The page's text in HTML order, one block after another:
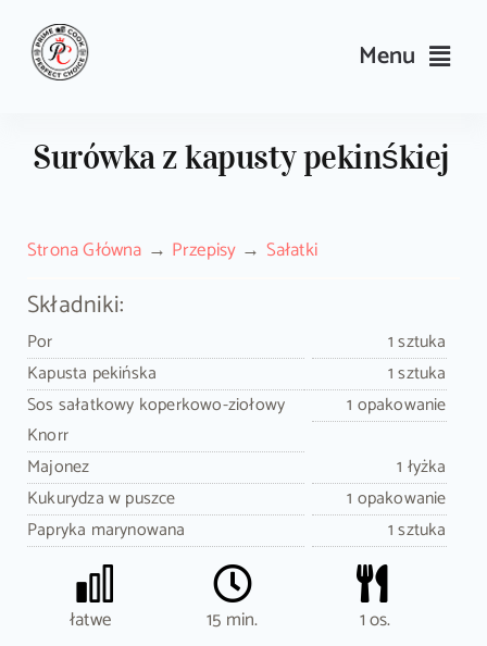
content
Menu
Wyposażenie
Search
for:
Sklep PrimeCook
Surówka z kapusty pekinśkiej
Strona Główna Przepisy Sałatki
Składniki:
Por
1 sztuka
Kapusta pekińska
1 sztuka
Sos sałatkowy koperkowo-ziołowy
Knorr
1 opakowanie
Majonez
1 łyżka
Kukurydza w puszce
1 opakowanie
Papryka marynowana
1 sztuka
łatwe 15 min. 1 os.